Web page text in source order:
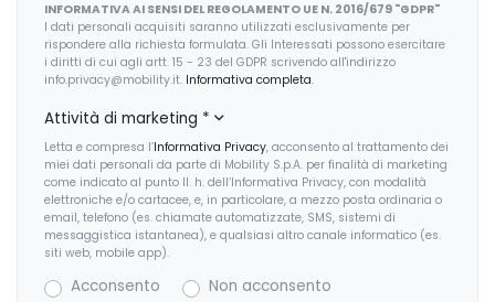
Illuminazione abitacolo
Indicatore cambio marcia
Interni in tessuto
Interni personalizzazione colori
Kit emergenza
Limitatore di velocità
INFORMATIVA AI SENSI DEL REGOLAMENTO UE N. 2016/679 "GDPR"
I dati personali acquisiti saranno utilizzati esclusivamente per
rispondere alla richiesta formulata. Gli Interessati possono esercitare
i diritti di cui agli artt. 15 - 23 del GDPR scrivendo all'indirizzo
info.privacy@mobility.it. Informativa completa.
Attività di marketing *
Letta e compresa l’Informativa Privacy, acconsento al trattamento dei
miei dati personali da parte di Mobility S.p.A. per finalità di marketing
come indicato al punto II. h. dell’Informativa Privacy, con modalità
elettroniche e/o cartacee, e, in particolare, a mezzo posta ordinaria o
email, telefono (es. chiamate automatizzate, SMS, sistemi di
messaggistica istantanea), e qualsiasi altro canale informatico (es.
siti web, mobile app).
Acconsento Non acconsento